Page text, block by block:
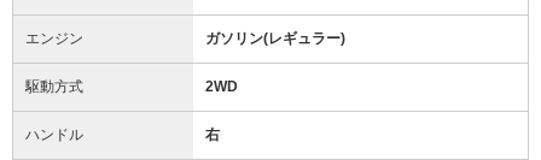
エンジン ガソリン(レギュラー)
駆動方式 2WD
ハンドル 右